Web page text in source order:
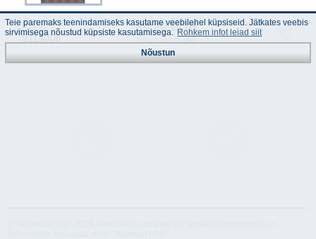
Kood :
9114006
89.29 EUR
(Hinnad km-ga)
Teie paremaks teenindamiseks kasutame veebilehel küpsiseid. Jätkates veebis
sirvimisega nõustud küpsiste kasutamisega. Rohkem infot leiad siit
Nõustun